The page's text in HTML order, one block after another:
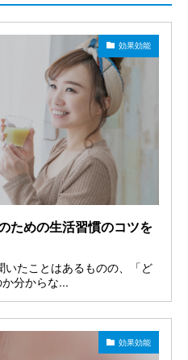
効果効能
ための生活習慣のコツを
たことはあるものの、「ど
分からな...
効果効能